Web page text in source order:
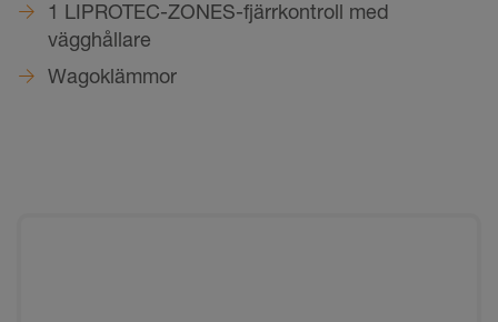
1 LIPROTEC-ZONES-fjärrkontroll med
vägghållare
Wagoklämmor